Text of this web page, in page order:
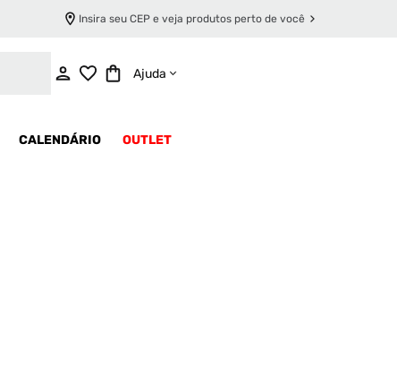
Insira seu CEP e veja produtos perto de você
Ajuda
CALENDÁRIO OUTLET